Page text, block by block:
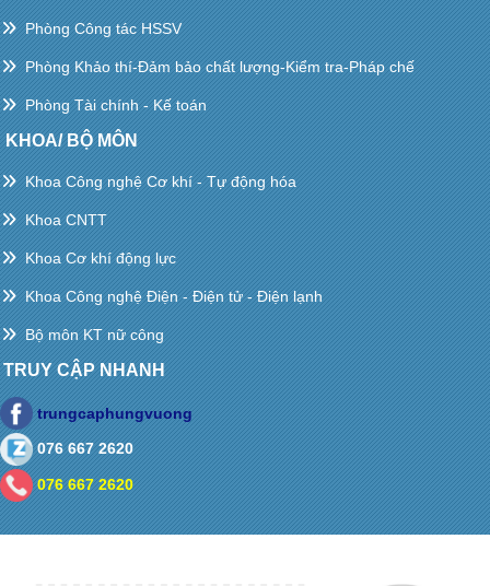
Phòng Công tác HSSV
Phòng Khảo thí-Đảm bảo chất lượng-Kiểm tra-Pháp chế
Phòng Tài chính - Kế toán
KHOA/ BỘ MÔN
Khoa Công nghệ Cơ khí - Tự động hóa
Khoa CNTT
Khoa Cơ khí động lực
Khoa Công nghệ Điện - Điện tử - Điện lạnh
Bộ môn KT nữ công
TRUY CẬP NHANH
trungcaphungvuong
076 667 2620
076 667 2620